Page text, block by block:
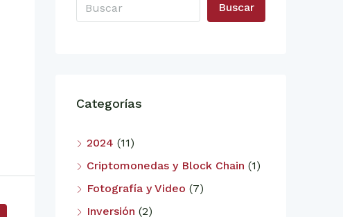
Buscar
Categorías
2024 (11)
Criptomonedas y Block Chain (1)
Fotografía y Video (7)
Inversión (2)